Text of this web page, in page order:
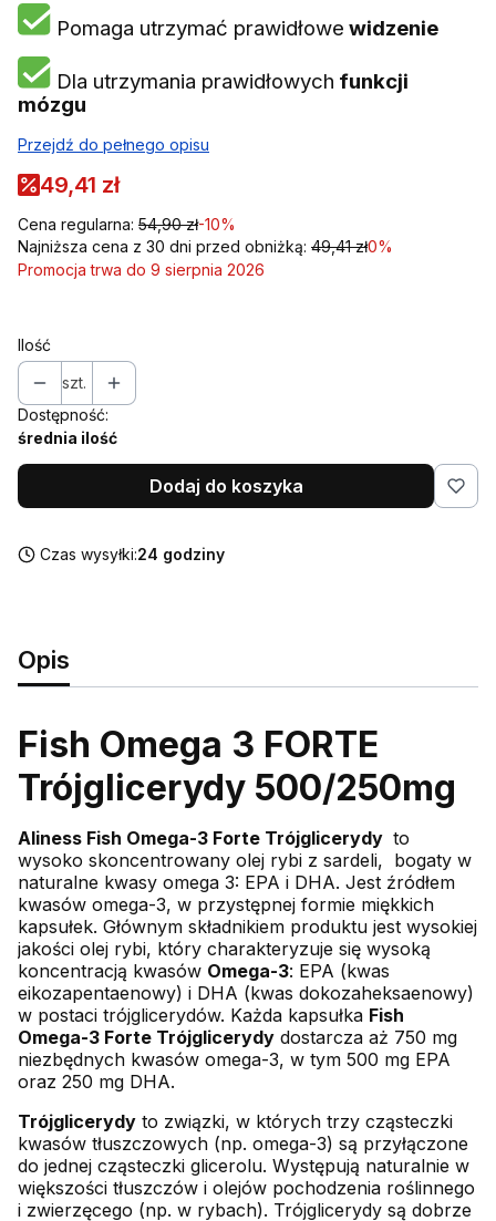
Pomaga utrzymać prawidłowe widzenie
Dla utrzymania prawidłowych funkcji
mózgu
Przejdź do pełnego opisu
49,41 zł
Cena regularna: 54,90 zł-10%
Najniższa cena z 30 dni przed obniżką: 49,41 zł0%
Promocja trwa do 9 sierpnia 2026
Ilość
szt.
Dostępność:
średnia ilość
Dodaj do koszyka
Czas wysyłki:24 godziny
Opis
Fish Omega 3 FORTE
Trójglicerydy 500/250mg
Aliness Fish Omega-3 Forte Trójglicerydy to
wysoko skoncentrowany olej rybi z sardeli, bogaty w
naturalne kwasy omega 3: EPA i DHA. Jest źródłem
kwasów omega-3, w przystępnej formie miękkich
kapsułek. Głównym składnikiem produktu jest wysokiej
jakości olej rybi, który charakteryzuje się wysoką
koncentracją kwasów Omega-3: EPA (kwas
eikozapentaenowy) i DHA (kwas dokozaheksaenowy)
w postaci trójglicerydów. Każda kapsułka Fish
Omega-3 Forte Trójglicerydy dostarcza aż 750 mg
niezbędnych kwasów omega-3, w tym 500 mg EPA
oraz 250 mg DHA.
Trójglicerydy to związki, w których trzy cząsteczki
kwasów tłuszczowych (np. omega-3) są przyłączone
do jednej cząsteczki glicerolu. Występują naturalnie w
większości tłuszczów i olejów pochodzenia roślinnego
i zwierzęcego (np. w rybach). Trójglicerydy są dobrze